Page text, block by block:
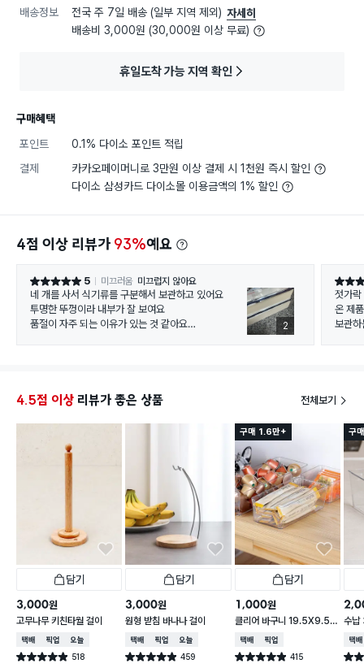
배송정보 전국 주 7일 배송 (일부 지역 제외) 자세히
배송비 3,000원 (30,000원 이상 무료)
휴일도착 가능 지역 확인
구매혜택
포인트
0.1% 다이소 포인트 적립
결제
카카오페이머니로 3만원 이상 결제 시 1천원 즉시 할인
다이소 삼성카드 다이소몰 이용금액의 1% 할인
4점 이상 리뷰가 93%예요
별점 5점 5 미끄러움 미끄럽지 않아요
네 개를 사서 식기류를 구분해서 보관하고 있어요
투명한 뚜껑이라 내부가 잘 보여요
품절이 자주 되는 이유가 있는 것 같아요
2
별점 5
젓가
온 제
보관
4.5점 이상 리뷰가 좋은 상품 전체보기
담기
3,000원
고무나무 키친타월 걸이
택배배송매장픽업오늘배송
별점 4.9점 518
건 작성
담기
3,000원
원형 받침 바나나 걸이
택배배송매장픽업오늘배송
별점 4.9점 459
건 작성
구매 1.6만+
담기
1,000원
클리어 바구니 19.5X9.5X
6.2cm
택배배송매장픽업
별점 4.9점 415
건 작성
구
수
택배
별점